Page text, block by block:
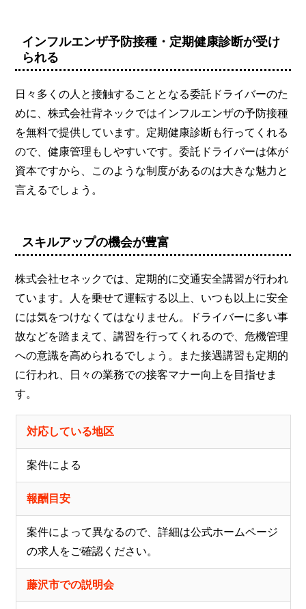
インフルエンザ予防接種・定期健康診断が受け
られる
日々多くの人と接触することとなる委託ドライバーのた
めに、株式会社背ネックではインフルエンザの予防接種
を無料で提供しています。定期健康診断も行ってくれる
ので、健康管理もしやすいです。委託ドライバーは体が
資本ですから、このような制度があるのは大きな魅力と
言えるでしょう。
スキルアップの機会が豊富
株式会社セネックでは、定期的に交通安全講習が行われ
ています。人を乗せて運転する以上、いつも以上に安全
には気をつけなくてはなりません。ドライバーに多い事
故などを踏まえて、講習を行ってくれるので、危機管理
への意識を高められるでしょう。また接遇講習も定期的
に行われ、日々の業務での接客マナー向上を目指せま
す。
対応している地区
案件による
報酬目安
案件によって異なるので、詳細は公式ホームページ
の求人をご確認ください。
藤沢市での説明会